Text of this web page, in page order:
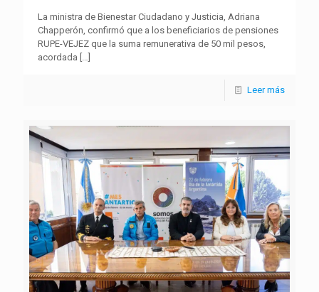
La ministra de Bienestar Ciudadano y Justicia, Adriana
Chapperón, confirmó que a los beneficiarios de pensiones
RUPE-VEJEZ que la suma remunerativa de 50 mil pesos,
acordada […]
Leer más